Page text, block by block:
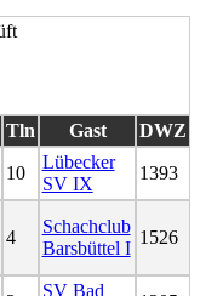
Tln Gast DWZ
10
Lübecker
SV IX
1393
4
Schachclub
Barsbüttel I
1526
SV Bad